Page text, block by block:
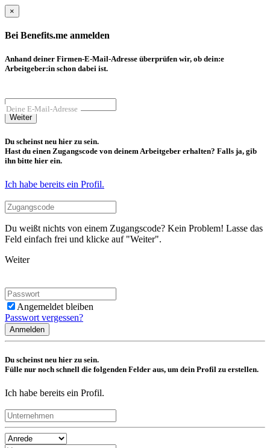
×
Bei Benefits.me anmelden
Anhand deiner Firmen-E-Mail-Adresse überprüfen wir, ob dein:e
Arbeitgeber:in schon dabei ist.
Deine E-Mail-Adresse
Weiter
Du scheinst neu hier zu sein.
Hast du einen Zugangscode von deinem Arbeitgeber erhalten? Falls ja, gib
ihn bitte hier ein.
Ich habe bereits ein Profil.
Du weißt nichts von einem Zugangscode? Kein Problem! Lasse das
Feld einfach frei und klicke auf "Weiter".
Weiter
Angemeldet bleiben
Passwort vergessen?
Anmelden
Du scheinst neu hier zu sein.
Fülle nur noch schnell die folgenden Felder aus, um dein Profil zu erstellen.
Ich habe bereits ein Profil.